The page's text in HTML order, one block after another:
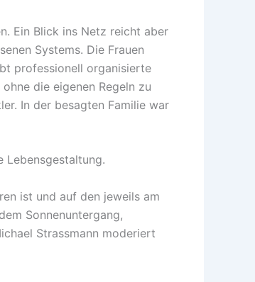
Ein Blick ins Netz reicht aber
Systems. Die Frauen
professionell organisierte
die eigenen Regeln zu
In der besagten Familie war
Lebensgestaltung.
ist und auf den jeweils am
Sonnenuntergang,
Strassmann moderiert